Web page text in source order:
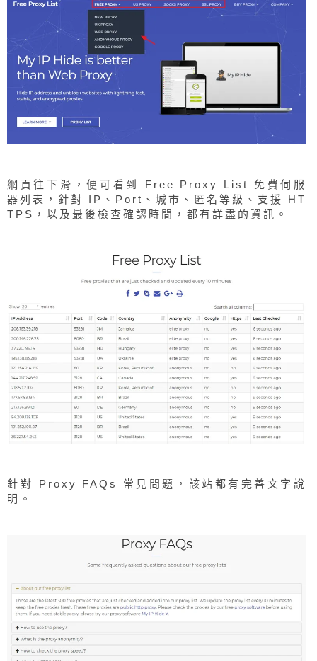
網頁往下滑，便可看到 Free Proxy List 免費伺服
器列表，針對 IP、Port、城市、匿名等級、支援 HT
TPS，以及最後檢查確認時間，都有詳盡的資訊。
針對 Proxy FAQs 常見問題，該站都有完善文字說
明。